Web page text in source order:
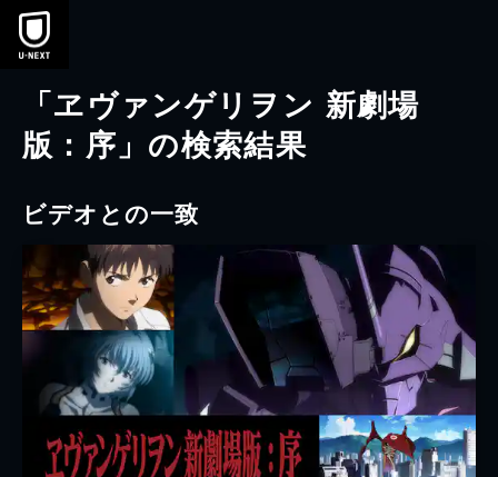
本文へスキップ
「ヱヴァンゲリヲン 新劇場
版：序」の検索結果
ビデオとの一致